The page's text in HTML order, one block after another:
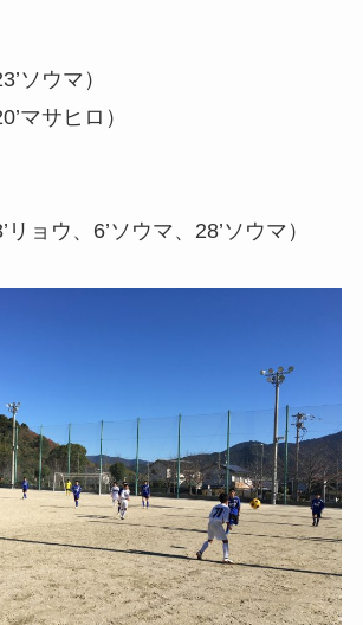
ソウマ）
マサヒロ）
ョウ、6’ソウマ、28’ソウマ）